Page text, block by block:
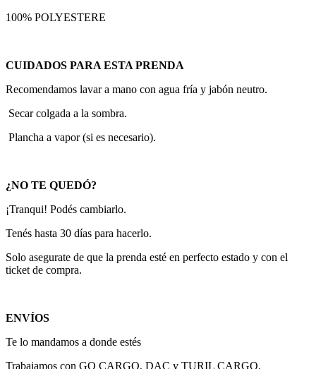
100% POLYESTERE
CUIDADOS PARA ESTA PRENDA
Recomendamos lavar a mano con agua fría y jabón neutro.
Secar colgada a la sombra.
Plancha a vapor (si es necesario).
¿NO TE QUEDÓ?
¡Tranqui! Podés cambiarlo.
Tenés hasta 30 días para hacerlo.
Solo asegurate de que la prenda esté en perfecto estado y con el
ticket de compra.
ENVÍOS
Te lo mandamos a donde estés
Trabajamos con GO CARGO, DAC y TURIL CARGO.